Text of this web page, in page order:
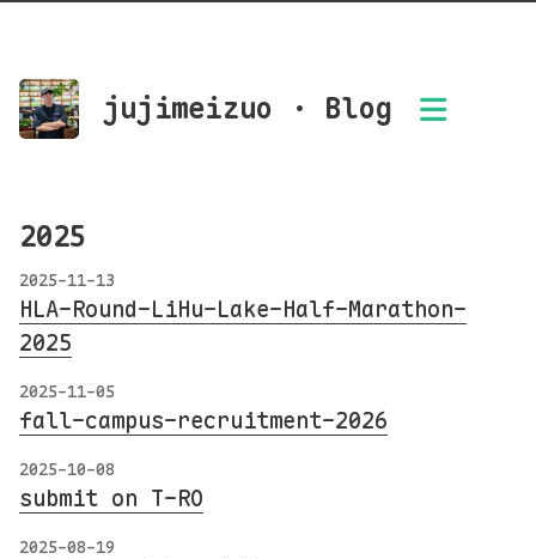
jujimeizuo · Blog
2025
2025-11-13
HLA-Round-LiHu-Lake-Half-Marathon-
2025
2025-11-05
fall-campus-recruitment-2026
2025-10-08
submit on T-RO
2025-08-19